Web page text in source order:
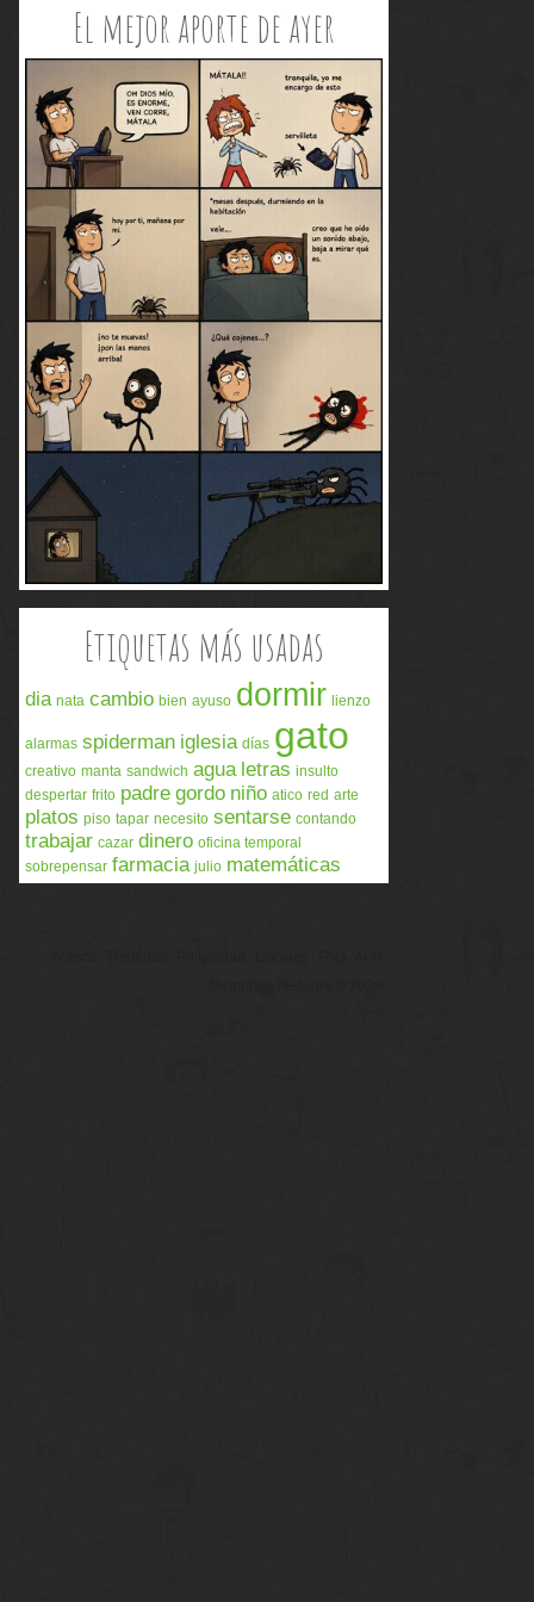
El mejor aporte de ayer
Etiquetas más usadas
dia nata cambio bien ayuso dormir lienzo
alarmas spiderman iglesia días gato
creativo manta sandwich agua letras insulto
despertar frito padre gordo niño atico red arte
platos piso tapar necesito sentarse contando
trabajar cazar dinero oficina temporal
sobrepensar farmacia julio matemáticas